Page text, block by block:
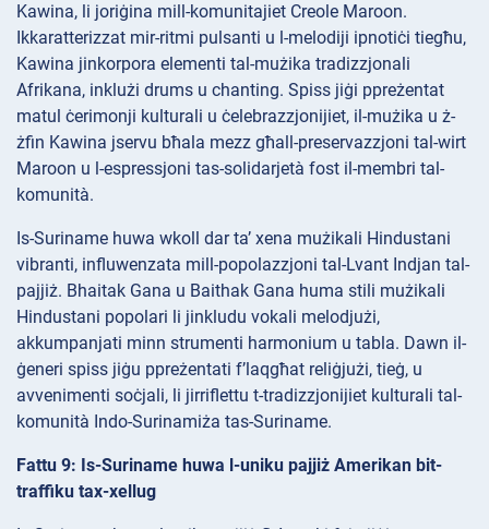
Kawina, li joriġina mill-komunitajiet Creole Maroon.
Ikkaratterizzat mir-ritmi pulsanti u l-melodiji ipnotiċi tiegħu,
Kawina jinkorpora elementi tal-mużika tradizzjonali
Afrikana, inklużi drums u chanting. Spiss jiġi ppreżentat
matul ċerimonji kulturali u ċelebrazzjonijiet, il-mużika u ż-
żfin Kawina jservu bħala mezz għall-preservazzjoni tal-wirt
Maroon u l-espressjoni tas-solidarjetà fost il-membri tal-
komunità.
Is-Suriname huwa wkoll dar ta’ xena mużikali Hindustani
vibranti, influwenzata mill-popolazzjoni tal-Lvant Indjan tal-
pajjiż. Bhaitak Gana u Baithak Gana huma stili mużikali
Hindustani popolari li jinkludu vokali melodjużi,
akkumpanjati minn strumenti harmonium u tabla. Dawn il-
ġeneri spiss jiġu ppreżentati f’laqgħat reliġjużi, tieġ, u
avvenimenti soċjali, li jirriflettu t-tradizzjonijiet kulturali tal-
komunità Indo-Surinamiża tas-Suriname.
Fattu 9: Is-Suriname huwa l-uniku pajjiż Amerikan bit-
traffiku tax-xellug